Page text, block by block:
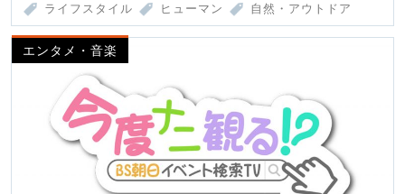
ライフスタイル ヒューマン 自然・アウトドア
エンタメ・音楽